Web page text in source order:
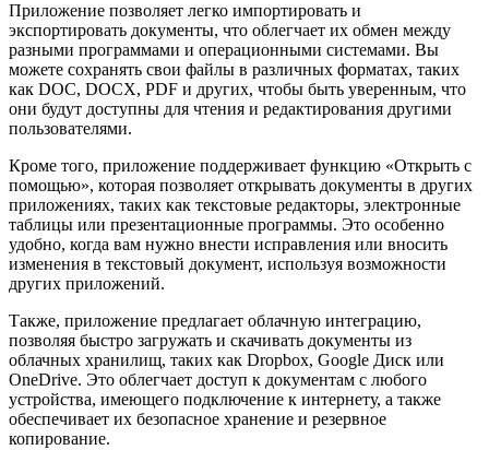
Приложение позволяет легко импортировать и
экспортировать документы, что облегчает их обмен между
разными программами и операционными системами. Вы
можете сохранять свои файлы в различных форматах, таких
как DOC, DOCX, PDF и других, чтобы быть уверенным, что
они будут доступны для чтения и редактирования другими
пользователями.
Кроме того, приложение поддерживает функцию «Открыть с
помощью», которая позволяет открывать документы в других
приложениях, таких как текстовые редакторы, электронные
таблицы или презентационные программы. Это особенно
удобно, когда вам нужно внести исправления или вносить
изменения в текстовый документ, используя возможности
других приложений.
Также, приложение предлагает облачную интеграцию,
позволяя быстро загружать и скачивать документы из
облачных хранилищ, таких как Dropbox, Google Диск или
OneDrive. Это облегчает доступ к документам с любого
устройства, имеющего подключение к интернету, а также
обеспечивает их безопасное хранение и резервное
копирование.